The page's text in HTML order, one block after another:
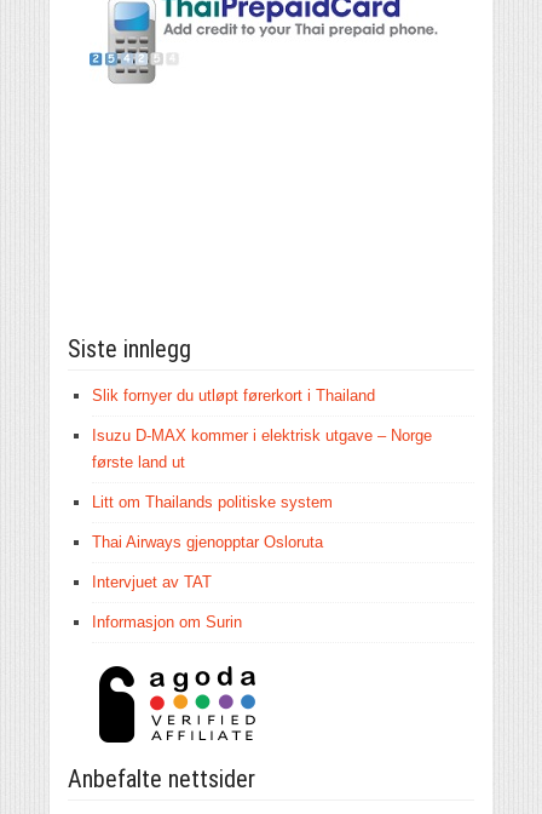
Siste innlegg
Slik fornyer du utløpt førerkort i Thailand
Isuzu D-MAX kommer i elektrisk utgave – Norge
første land ut
Litt om Thailands politiske system
Thai Airways gjenopptar Osloruta
Intervjuet av TAT
Informasjon om Surin
Anbefalte nettsider